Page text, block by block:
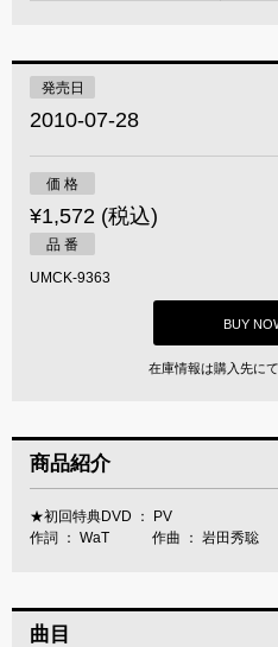
発売日
2010-07-28
価 格
¥1,572 (税込)
品 番
UMCK-9363
BUY
在庫情報は購入先に
商品紹介
★初回特典DVD ： PV
作詞 ： WaT 作曲 ： 岩田秀聡
曲目